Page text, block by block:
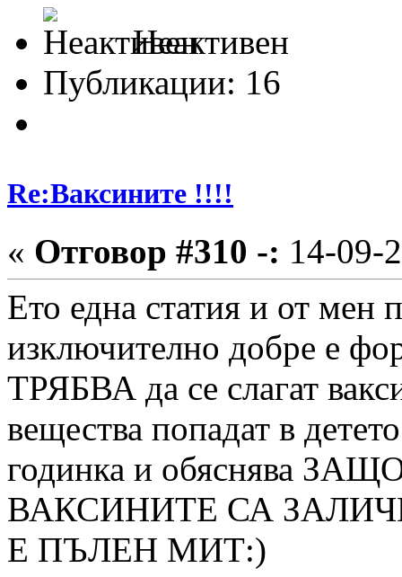
Неактивен
Публикации: 16
Re:Ваксините !!!!
« Отговор #310 -: 14-09-
Ето една статия и от мен
изключително добре е
ТРЯБВА да се слагат
вещества попадат в
годинка и обяснява
ВАКСИНИТЕ СА
Е ПЪЛЕН МИТ:)